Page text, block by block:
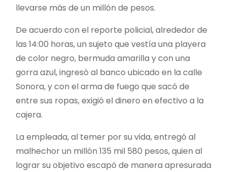
llevarse más de un millón de pesos.
De acuerdo con el reporte policial, alrededor de
las 14:00 horas, un sujeto que vestía una playera
de color negro, bermuda amarilla y con una
gorra azul, ingresó al banco ubicado en la calle
Sonora, y con el arma de fuego que sacó de
entre sus ropas, exigió el dinero en efectivo a la
cajera.
La empleada, al temer por su vida, entregó al
malhechor un millón 135 mil 580 pesos, quien al
lograr su objetivo escapó de manera apresurada